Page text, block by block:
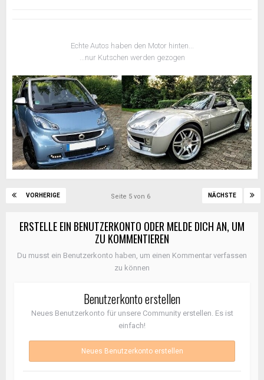
Echte Autos haben den Motor hinten...
...nur Kutschen werden gezogen
VORHERIGE NÄCHSTE
Seite 5 von 6
ERSTELLE EIN BENUTZERKONTO ODER MELDE DICH AN, UM
ZU KOMMENTIEREN
Du musst ein Benutzerkonto haben, um einen Kommentar verfassen
zu können
Benutzerkonto erstellen
Neues Benutzerkonto für unsere Community erstellen. Es ist
einfach!
Neues Benutzerkonto erstellen